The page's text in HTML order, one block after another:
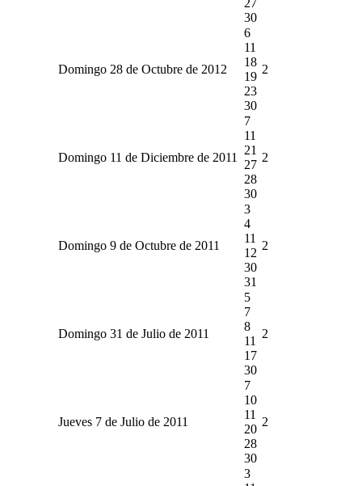
30
Domingo 28 de Octubre de 2012
6
11
18
19
23
30
2
Domingo 11 de Diciembre de 2011
7
11
21
27
28
30
2
Domingo 9 de Octubre de 2011
3
4
11
12
30
31
2
Domingo 31 de Julio de 2011
5
7
8
11
17
30
2
Jueves 7 de Julio de 2011
7
10
11
20
28
30
2
3